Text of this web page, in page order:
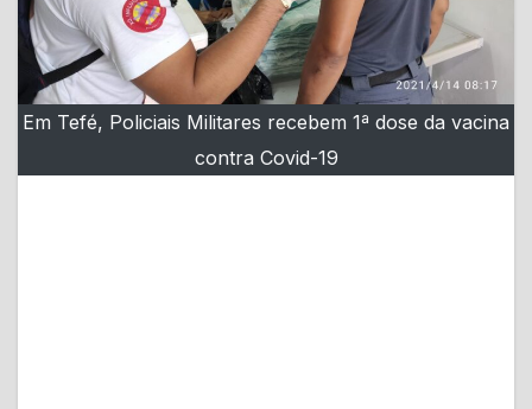
Em Tefé, Policiais Militares recebem 1ª dose da vacina
contra Covid-19